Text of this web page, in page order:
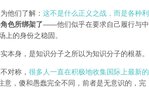
他们了解： 这不是什么正义之战，而是各种利
色所绑架了——他们似乎在要求自己履行与中
上的身份之稳固。
本身，是知识分子之所以为知识分子的根基。
对称， 很多人一直在积极地收集国际上最新的
，傻和愚蠢完全不同，前者是无意识的，完